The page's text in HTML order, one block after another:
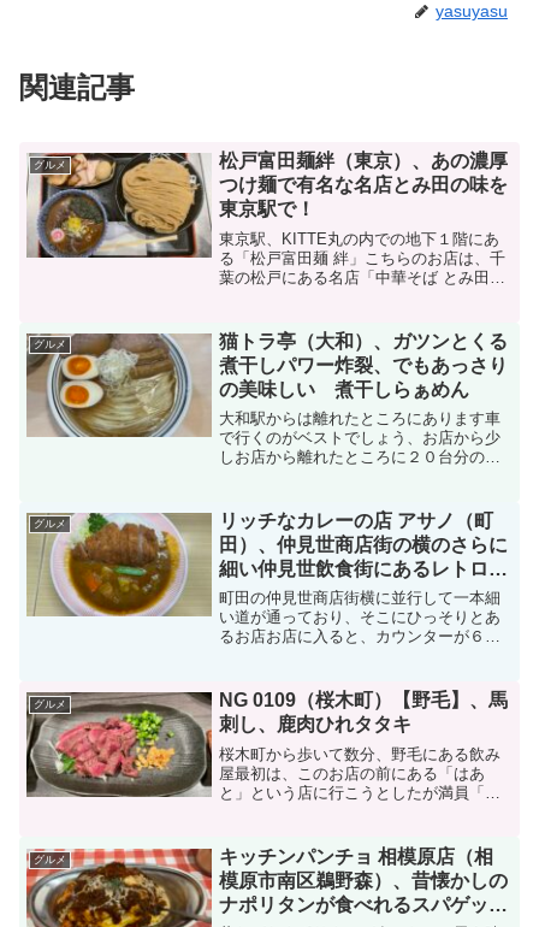
yasuyasu
関連記事
グルメ
松戸富田麺絆（東京）、あの濃厚
つけ麺で有名な名店とみ田の味を
東京駅で！
東京駅、KITTE丸の内での地下１階にあ
る「松戸富田麺 絆」こちらのお店は、千
葉の松戸にある名店「中華そば とみ田」
食べれるようになったと聞き訪問してみ
ました2019年...
グルメ
猫トラ亭（大和）、ガツンとくる
煮干しパワー炸裂、でもあっさり
の美味しい 煮干しらぁめん
大和駅からは離れたところにあります車
で行くのがベストでしょう、お店から少
しお店から離れたところに２０台分の駐
し席に案内されると、目の前に漬物の入
った瓶があり、それをつま...
グルメ
リッチなカレーの店 アサノ（町
田）、仲見世商店街の横のさらに
細い仲見世飲食街にあるレトロな
カレー屋さんでリッチなカツカレ
ーを食す
町田の仲見世商店街横に並行して一本細
い道が通っており、そこにひっそりとあ
るお店お店に入ると、カウンターが６席
ーは、リッチなチキンカレー ９５０円
リッチなポークカレー ９...
グルメ
NG 0109（桜木町）【野毛】、馬
刺し、鹿肉ひれタタキ
桜木町から歩いて数分、野毛にある飲み
屋最初は、このお店の前にある「はあ
と」という店に行こうとしたが満員「は
れメニューを見るフードメニュードリン
クメニュー日本酒もいろいろ...
グルメ
キッチンパンチョ 相模原店（相
模原市南区鵜野森）、昔懐かしの
ナポリタンが食べれるスパゲッテ